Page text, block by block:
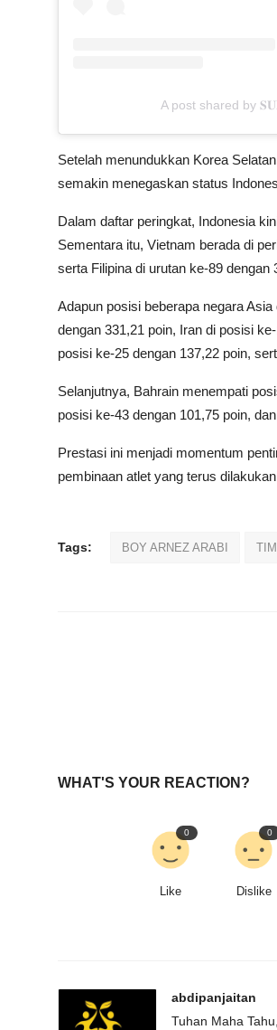
A post shared by
Setelah menundukkan Korea
semakin menegaskan status
Dalam daftar peringkat, Indonesia
Sementara itu, Vietnam berada di
serta Filipina di urutan ke-89 dengan
Adapun posisi beberapa negara
dengan 331,21 poin, Iran di posisi
posisi ke-25 dengan 137,22 poin,
Selanjutnya, Bahrain menempati
posisi ke-43 dengan 101,75 poin,
Prestasi ini menjadi momentum
pembinaan atlet yang terus
Tags: BOY ARNEZ ARABI
WHAT'S YOUR REACTION?
Like
0
Dislike
0
abdipanjaitan
Tuhan Maha